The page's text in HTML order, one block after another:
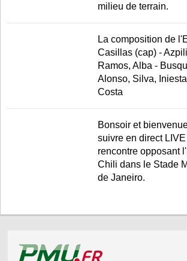
milieu de terrain.
La composition de
Casillas (cap) -
Ramos, Alba -
Alonso, Silva,
Costa
Bonsoir et
suivre en direct
rencontre opposant
Chili dans le Stade
de Janeiro.